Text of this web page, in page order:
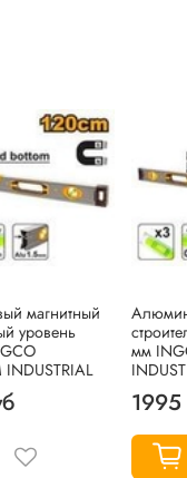
магнитный
уровень
мм